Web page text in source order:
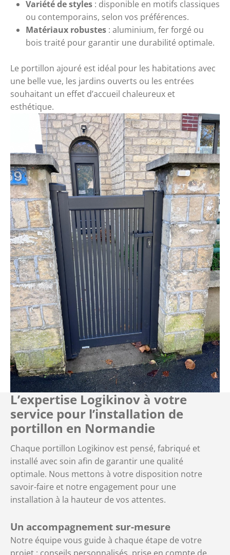
Variété de styles : disponible en motifs classiques
ou contemporains, selon vos préférences.
Matériaux robustes : aluminium, fer forgé ou
bois traité pour garantir une durabilité optimale.
Le portillon ajouré est idéal pour les habitations avec
une belle vue, les jardins ouverts ou les entrées
souhaitant un effet d’accueil chaleureux et
esthétique.
L’expertise Logikinov à votre
service pour l’installation de
portillon en Normandie
Chaque portillon Logikinov est pensé, fabriqué et
installé avec soin afin de garantir une qualité
optimale. Nous mettons à votre disposition notre
savoir-faire et notre engagement pour une
installation à la hauteur de vos attentes.
Un accompagnement sur-mesure
Notre équipe vous guide à chaque étape de votre